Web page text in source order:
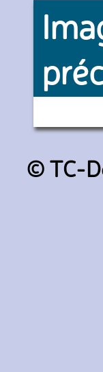
© TC-